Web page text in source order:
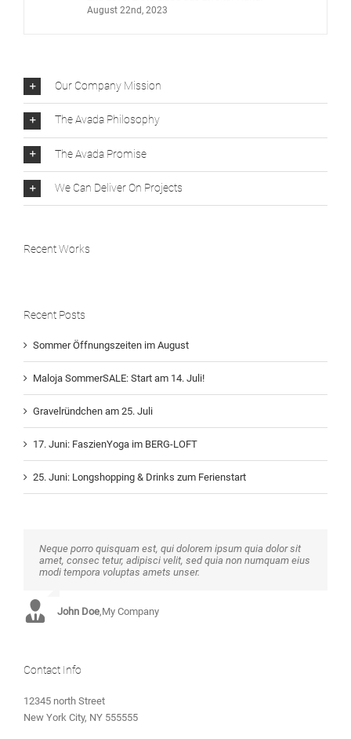
August 22nd, 2023
Our Company Mission
The Avada Philosophy
The Avada Promise
We Can Deliver On Projects
Recent Works
Recent Posts
Sommer Öffnungszeiten im August
Maloja SommerSALE: Start am 14. Juli!
Gravelründchen am 25. Juli
17. Juni: FaszienYoga im BERG-LOFT
25. Juni: Longshopping & Drinks zum Ferienstart
Neque porro quisquam est, qui dolorem ipsum quia dolor sit
amet, consec tetur, adipisci velit, sed quia non numquam eius
modi tempora voluptas amets unser.
John Doe,My Company
Aliquam erat volutpat. Quisque at est id ligula facilisis laoreet
eget pulvinar nibh. Suspendisse at ultrices dui. Curabitur ac
felis arcu sadips ipsums fugiats nemis.
Luke Beck,Theme Fusion
Contact Info
12345 north Street
New York City, NY 555555